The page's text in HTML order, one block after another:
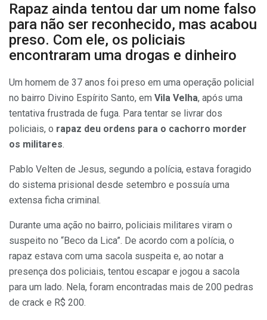
Rapaz ainda tentou dar um nome falso
para não ser reconhecido, mas acabou
preso. Com ele, os policiais
encontraram uma drogas e dinheiro
Um homem de 37 anos foi preso em uma operação policial
no bairro Divino Espírito Santo, em Vila Velha, após uma
tentativa frustrada de fuga. Para tentar se livrar dos
policiais, o rapaz deu ordens para o cachorro morder
os militares.
Pablo Velten de Jesus, segundo a polícia, estava foragido
do sistema prisional desde setembro e possuía uma
extensa ficha criminal.
Durante uma ação no bairro, policiais militares viram o
suspeito no “Beco da Lica”. De acordo com a polícia, o
rapaz estava com uma sacola suspeita e, ao notar a
presença dos policiais, tentou escapar e jogou a sacola
para um lado. Nela, foram encontradas mais de 200 pedras
de crack e R$ 200.